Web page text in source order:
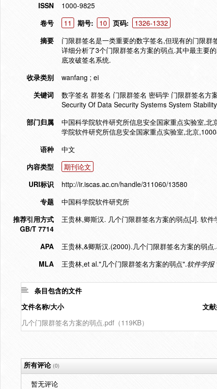
ISSN
1000-9825
卷号
11 期号: 10 页码:
1326-1332
摘要
门限群签名是一类重要的数字签名,但现有的门限
详细分析了3个门限群签名方案的弱点.其中最主要
底攻破签名系统.
收录类别
wanfang ; ei
关键词
数字签名 群签名 门限群签名 密码学 门限群签名
Security Of Data Security Systems System Stability
部门归属
中国科学院软件研究所信息安全国家重点实验室,
学院软件研究所信息安全国家重点实验室,北京
语种
中文
内容类型
期刊论文
URI标识
http://ir.iscas.ac.cn/handle/311060/13580
专题
中国科学院软件研究所
推荐引用方式
GB/T 7714
王贵林,卿斯汉. 几个门限群签名方案的弱点[J]. 软
APA 王贵林,&卿斯汉.(2000).几个门限群签名方案的弱点.
MLA
王贵林,et al."几个门限群签名方案的弱点".软件学报
条目包含的文件
文件名称/大小
文
几个门限群签名方案的弱点.pdf（119KB）
所有评论(0)
暂无评论